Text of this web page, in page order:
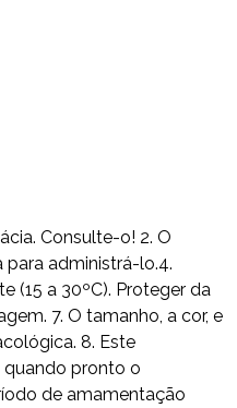
Consulte-o! 2. O
administrá-lo.4.
(15 a 30ºC). Proteger da
7. O tamanho, a cor, e
8. Este
quando pronto o
de amamentação